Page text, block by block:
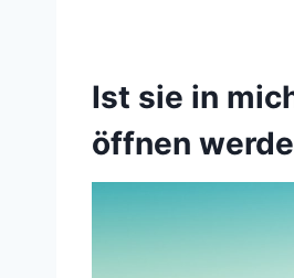
Ist sie in
öffnen